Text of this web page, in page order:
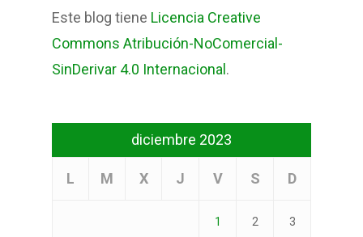
Este blog tiene Licencia Creative
Commons Atribución-NoComercial-
SinDerivar 4.0 Internacional .
diciembre 2023
L M X J V S D
1 2 3